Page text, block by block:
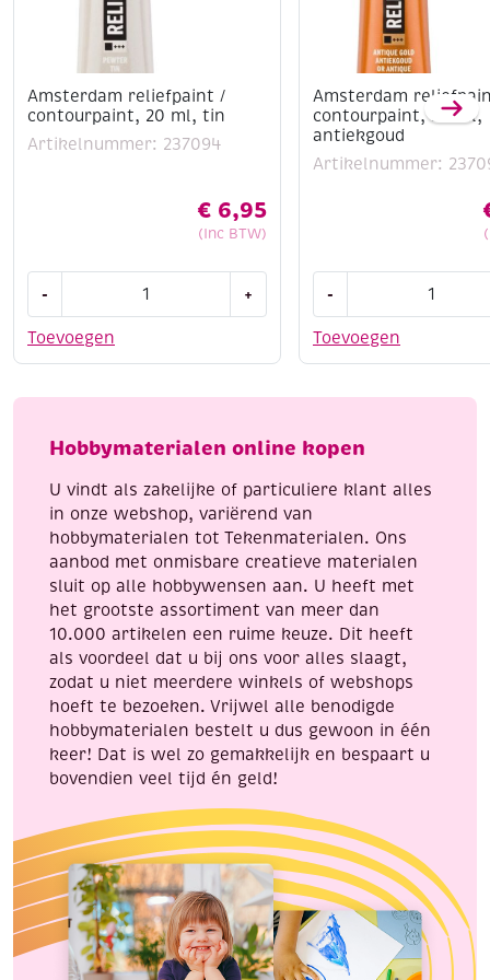
Amsterdam reliefpaint /
contourpaint, 20 ml, tin
Artikelnummer: 237094
€ 6,95
(Inc BTW)
Toevoegen
-
/
ml,
aantal
+
Amsterdam
contourpaint, 20 ml,
antiekgoud
Artikelnummer:
Toevoegen
-
/
ml,
aantal
Hobbymaterialen online kopen
U vindt als zakelijke of particuliere klant alles
in onze webshop, variërend van
hobbymaterialen tot Tekenmaterialen. Ons
aanbod met onmisbare creatieve materialen
sluit op alle hobbywensen aan. U heeft met
het grootste assortiment van meer dan
10.000 artikelen een ruime keuze. Dit heeft
als voordeel dat u bij ons voor alles slaagt,
zodat u niet meerdere winkels of webshops
hoeft te bezoeken. Vrijwel alle benodigde
hobbymaterialen bestelt u dus gewoon in één
keer! Dat is wel zo gemakkelijk en bespaart u
bovendien veel tijd én geld!